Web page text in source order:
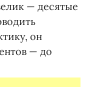
— десятые
он
— до